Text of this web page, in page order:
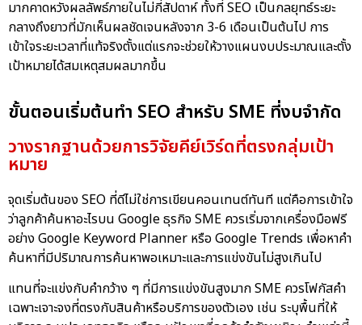
มากคาดหวังผลลัพธ์ภายในไม่กี่สัปดาห์ ทั้งที่ SEO เป็นกลยุทธ์ระยะ
กลางถึงยาวที่มักเห็นผลชัดเจนหลังจาก 3-6 เดือนเป็นต้นไป การ
เข้าใจระยะเวลาที่แท้จริงตั้งแต่แรกจะช่วยให้วางแผนงบประมาณและตั้ง
เป้าหมายได้สมเหตุสมผลมากขึ้น
ขั้นตอนเริ่มต้นทำ SEO สำหรับ SME ที่งบจำกัด
วางรากฐานด้วยการวิจัยคีย์เวิร์ดที่ตรงกลุ่มเป้า
หมาย
จุดเริ่มต้นของ SEO ที่ดีไม่ใช่การเขียนคอนเทนต์ทันที แต่คือการเข้าใจ
ว่าลูกค้าค้นหาอะไรบน Google ธุรกิจ SME ควรเริ่มจากเครื่องมือฟรี
อย่าง Google Keyword Planner หรือ Google Trends เพื่อหาคำ
ค้นหาที่มีปริมาณการค้นหาพอเหมาะและการแข่งขันไม่สูงเกินไป
แทนที่จะแข่งกับคำกว้าง ๆ ที่มีการแข่งขันสูงมาก SME ควรโฟกัสคำ
เฉพาะเจาะจงที่ตรงกับสินค้าหรือบริการของตัวเอง เช่น ระบุพื้นที่ให้